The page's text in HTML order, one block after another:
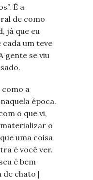
É a
de como
já que eu
cada um teve
gente se viu
a
época.
o que vi,
o
uma coisa
é você ver.
é bem
de chato |